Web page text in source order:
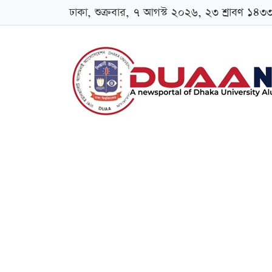
ঢাকা, শুক্রবার, ৭ আগস্ট ২০২৬, ২৩ শ্রাবণ